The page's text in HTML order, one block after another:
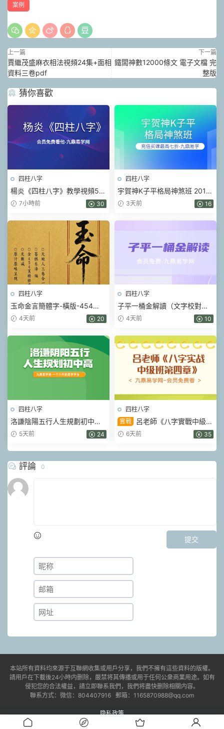
案例
上一篇
賈繼茂盛麻衣相法視頻24集+面相
資料三卷pdf
下一篇
鐵闆神數12000條文 電子文檔 完
整版
猜你喜歡
四柱八字
楊炎《四柱八字》教學視頻56
集 7小時前 30
四柱八字
宇賀神K子平格局神煞班 2017
年 .pdf 452頁
3天前 16
四柱八字
玉命金言簡體字-橫版-454
頁.pdf
4天前 20
四柱八字
子平一桶金解讀（文字校對整
理）.pdf 214頁
4天前 10
四柱八字
洛謙陰陽五行人生規劃初中高
階視頻3套
5天前 24
四柱八字
實戰
呂老師《八字實戰中級班
第四章》355集視頻
6天前 35
評論 0
提交
本站所有資料均來源于互聯網收集或用戶分享，我們不擁有這些資料的版權。
請用戶在下載後24小時内删除，嚴禁将其傳播或用于任何公衆商業用途。如有
侵犯您的合法權益，請立即聯系我們，我們将盡快删除相關内容。
聯系方式：微信：804407916 郵箱：1165870988@qq.com
隐私政策
© 2021-2023 jdyx6.com湘ICP備2023006807号-1 易學課程/國學資料